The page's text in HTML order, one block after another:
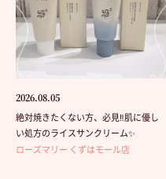
2026.08.05
絶対焼きたくない方、必見‼️肌に優し
い処方のライスサンクリーム✨
ローズマリー くずはモール店